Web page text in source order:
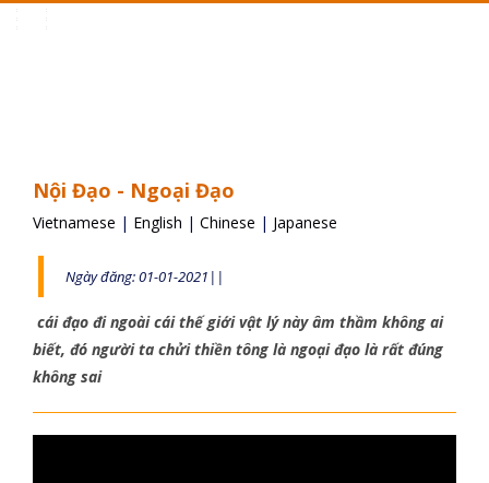
Nội Đạo - Ngoại Đạo
Vietnamese | English | Chinese | Japanese
Ngày đăng: 01-01-2021||
cái đạo đi ngoài cái thế giới vật lý này âm thầm không ai
biết, đó người ta chửi thiền tông là ngoại đạo là rất đúng
không sai